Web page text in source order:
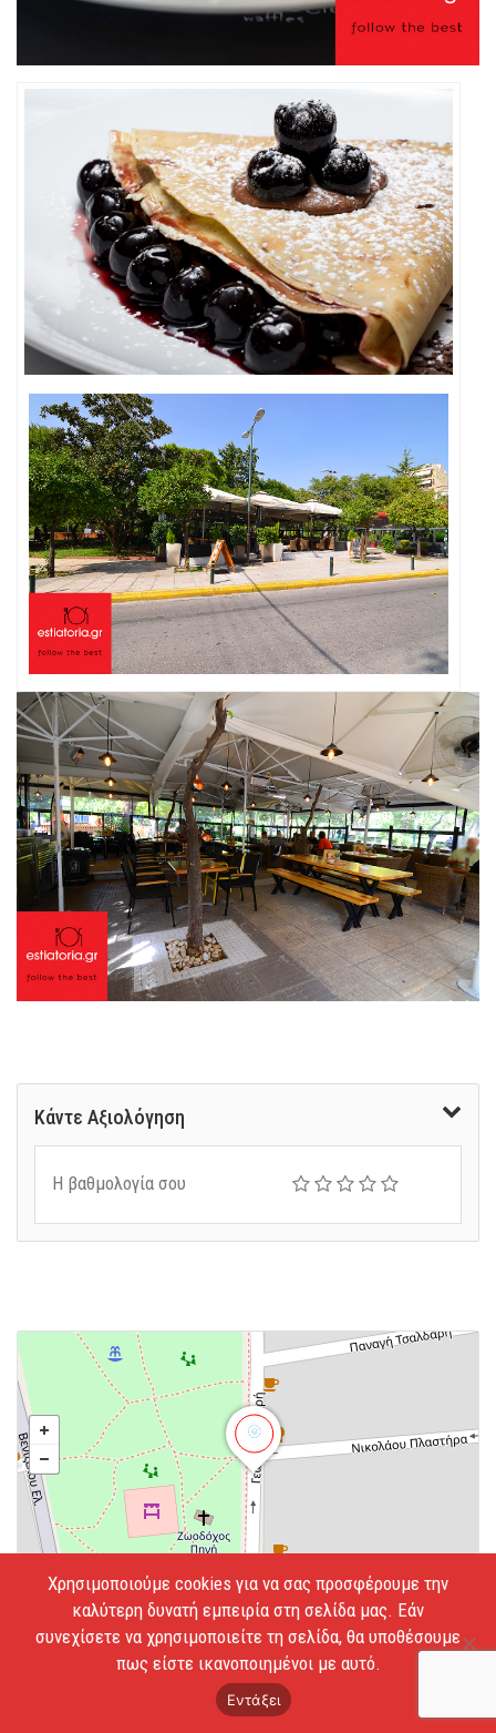
Κάντε Αξιολόγηση
Η βαθμολογία σου
Leaflet
Σουρή 62, Πλ. Ελευθέριου Βενιζέλου, Κορυδαλλός
Κορυδαλλός 18120
Οδηγίες
Χρησιμοποιούμε cookies για να σας προσφέρουμε την
καλύτερη δυνατή εμπειρία στη σελίδα μας. Εάν
συνεχίσετε να χρησιμοποιείτε τη σελίδα, θα υποθέσουμε
πως είστε ικανοποιημένοι με αυτό.
Εντάξει